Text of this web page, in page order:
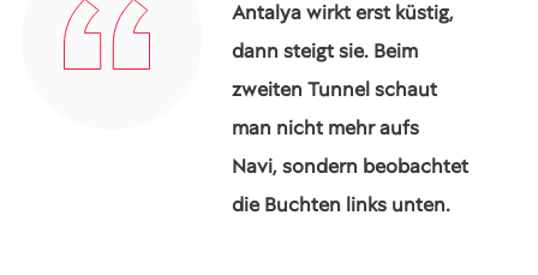
Antalya wirkt erst küstig,
dann steigt sie. Beim
zweiten Tunnel schaut
man nicht mehr aufs
Navi, sondern beobachtet
die Buchten links unten.